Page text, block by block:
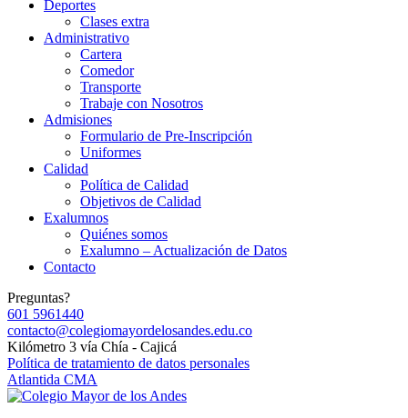
Deportes
Clases extra
Administrativo
Cartera
Comedor
Transporte
Trabaje con Nosotros
Admisiones
Formulario de Pre-Inscripción
Uniformes
Calidad
Política de Calidad
Objetivos de Calidad
Exalumnos
Quiénes somos
Exalumno – Actualización de Datos
Contacto
Preguntas?
601 5961440
contacto@colegiomayordelosandes.edu.co
Kilómetro 3 vía Chía - Cajicá
Política de tratamiento de datos personales
Atlantida CMA